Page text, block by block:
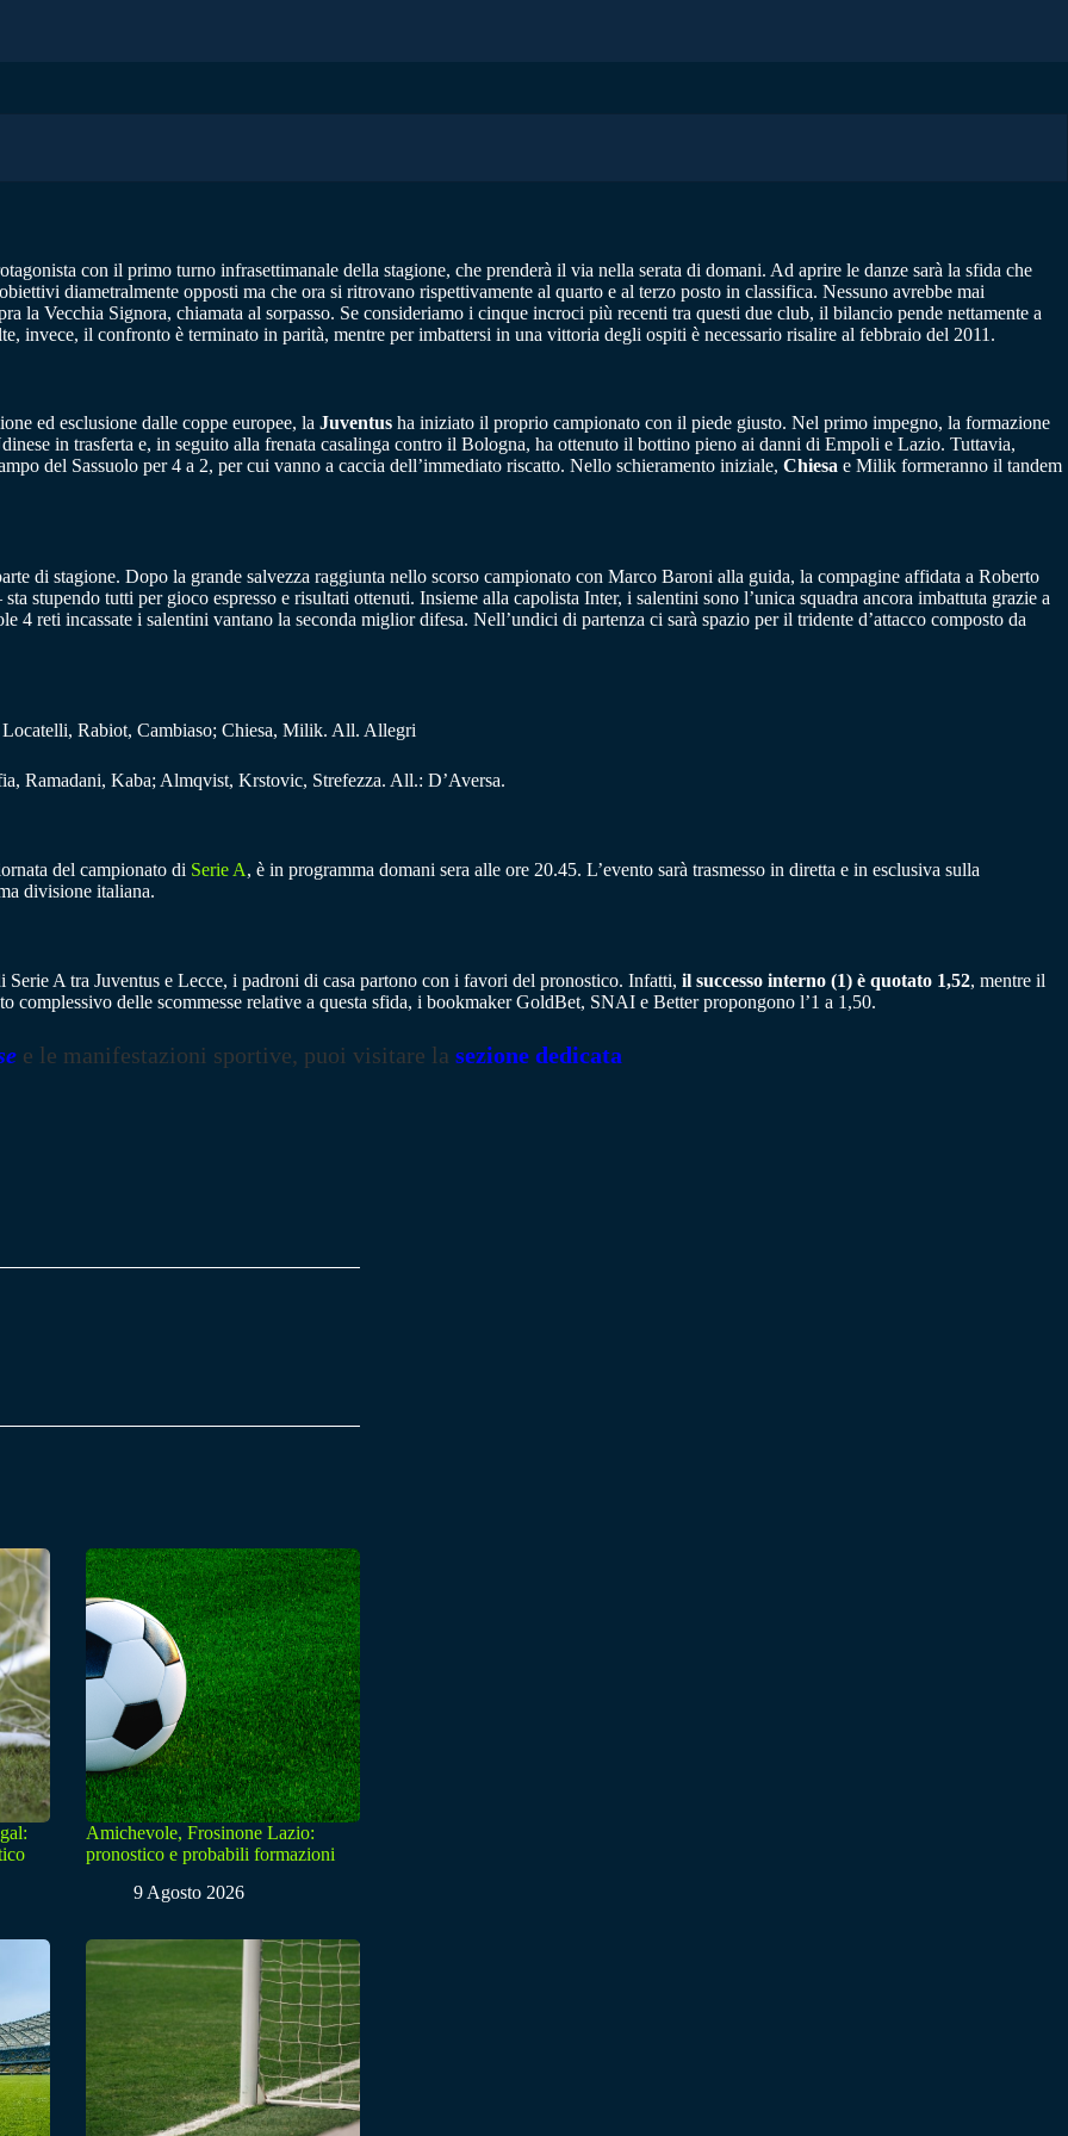
con il primo turno infrasettimanale della stagione, che prenderà il via nella serata di domani. Ad aprire le danze sarà la sfida che
diametralmente opposti ma che ora si ritrovano rispettivamente al quarto e al terzo posto in classifica. Nessuno avrebbe mai
la Vecchia Signora, chiamata al sorpasso. Se consideriamo i cinque incroci più recenti tra questi due club, il bilancio pende nettamente a
invece, il confronto è terminato in parità, mentre per imbattersi in una vittoria degli ospiti è necessario risalire al febbraio del 2011.
ed esclusione dalle coppe europee, la Juventus ha iniziato il proprio campionato con il piede giusto. Nel primo impegno, la formazione
in trasferta e, in seguito alla frenata casalinga contro il Bologna, ha ottenuto il bottino pieno ai danni di Empoli e Lazio. Tuttavia,
del Sassuolo per 4 a 2, per cui vanno a caccia dell’immediato riscatto. Nello schieramento iniziale, Chiesa e Milik formeranno il tandem
di stagione. Dopo la grande salvezza raggiunta nello scorso campionato con Marco Baroni alla guida, la compagine affidata a Roberto
stupendo tutti per gioco espresso e risultati ottenuti. Insieme alla capolista Inter, i salentini sono l’unica squadra ancora imbattuta grazie a
4 reti incassate i salentini vantano la seconda miglior difesa. Nell’undici di partenza ci sarà spazio per il tridente d’attacco composto da
Rabiot, Cambiaso; Chiesa, Milik. All. Allegri
Ramadani, Kaba; Almqvist, Krstovic, Strefezza. All.: D’Aversa.
del campionato di Serie A, è in programma domani sera alle ore 20.45. L’evento sarà trasmesso in diretta e in esclusiva sulla
divisione italiana.
Serie A tra Juventus e Lecce, i padroni di casa partono con i favori del pronostico. Infatti, il successo interno (1) è quotato 1,52, mentre il
complessivo delle scommesse relative a questa sfida, i bookmaker GoldBet, SNAI e Better propongono l’1 a 1,50.
e le manifestazioni sportive, puoi visitare la sezione dedicata
Amichevole, Frosinone Lazio:
pronostico e probabili formazioni
9 Agosto 2026